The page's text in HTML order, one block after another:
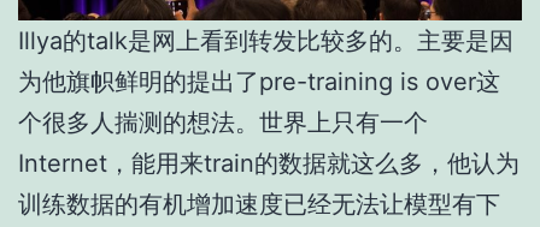
Illya的talk是网上看到转发比较多的。主要是因
为他旗帜鲜明的提出了pre-training is over这
个很多人揣测的想法。世界上只有一个
Internet，能用来train的数据就这么多，他认为
训练数据的有机增加速度已经无法让模型有下